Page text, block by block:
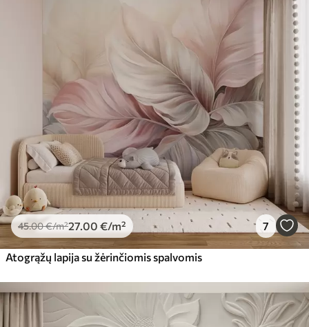
45.00€/m²27 .00 €/m² 7
Atogrąžų lapija su žėrinčiomis spalvomis